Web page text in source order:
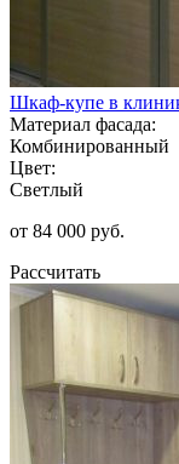
Шкаф-купе в
Материал фасада:
Комбинированный
Цвет:
Светлый
от 84 000 руб.
Рассчитать